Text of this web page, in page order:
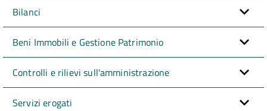
Bilanci
Beni Immobili e Gestione Patrimonio
Controlli e rilievi sull'amministrazione
Servizi erogati